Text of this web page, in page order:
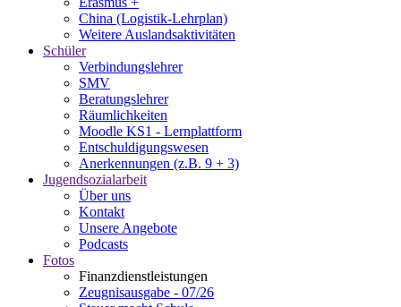
China (Logistik-Lehrplan)
Weitere Auslandsaktivitäten
Schüler
Verbindungslehrer
SMV
Beratungslehrer
Räumlichkeiten
Moodle KS1 - Lernplattform
Entschuldigungswesen
Anerkennungen (z.B. 9 + 3)
Jugendsozialarbeit
Über uns
Kontakt
Unsere Angebote
Podcasts
Fotos
Finanzdienstleistungen
Zeugnisausgabe - 07/26